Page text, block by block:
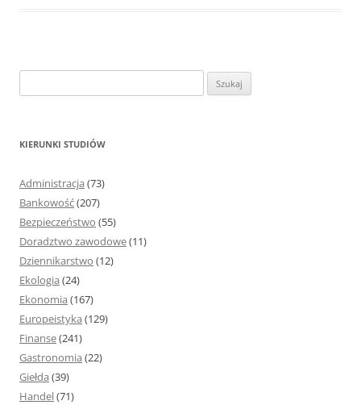
z
KIERUNKI STUDIÓW
Administracja (73)
Bankowość(207)
Bezpieczeństwo (55)
Doradztwo zawodowe(11)
Dziennikarstwo (12)
Ekologia (24)
Ekonomia (167)
Europeistyka (129)
Finanse(241)
Gastronomia (22)
Giełda (39)
Handel(71)